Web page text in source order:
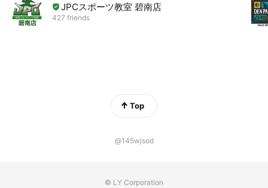
JPCスポーツ教室 碧南店
427 friends
Top
@145wjsod
© LY Corporation